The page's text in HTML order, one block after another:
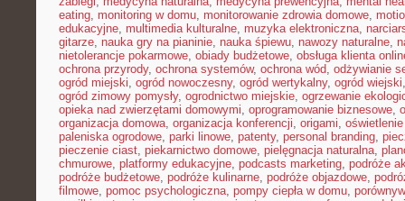
eating, monitoring w domu, monitorowanie zdrowia domowe,
edukacyjne, multimedia kulturalne, muzyka elektroniczna,
gitarze, nauka gry na pianinie, nauka śpiewu, nawozy naturalne,
nietolerancje pokarmowe, obiady budżetowe, obsługa klienta
ochrona przyrody, ochrona systemów, ochrona wód, odżywianie
ogród miejski, ogród nowoczesny, ogród wertykalny, ogród wiejski
ogród zimowy pomysły, ogrodnictwo miejskie, ogrzewanie
opieka nad zwierzętami domowymi, oprogramowanie biznesowe,
organizacja domowa, organizacja konferencji, origami,
paleniska ogrodowe, parki linowe, patenty, personal branding,
pieczenie ciast, piekarnictwo domowe, pielęgnacja naturalna,
chmurowe, platformy edukacyjne, podcasts marketing, podróże
podróże budżetowe, podróże kulinarne, podróże objazdowe,
filmowe, pomoc psychologiczna, pompy ciepła w domu,